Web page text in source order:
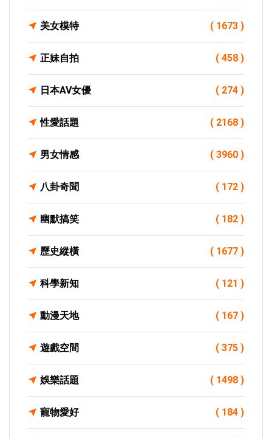
美女模特 ( 1673 )
正妹自拍 ( 458 )
日本AV女優 ( 274 )
性愛話題 ( 2168 )
男女情感 ( 3960 )
八卦奇聞 ( 172 )
幽默搞笑 ( 182 )
歷史縱橫 ( 1677 )
科學新知 ( 121 )
動漫天地 ( 167 )
遊戲空間 ( 375 )
娛樂話題 ( 1498 )
寵物愛好 ( 184 )